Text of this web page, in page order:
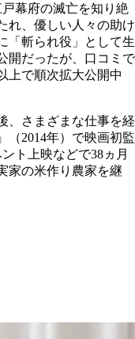
幕府の滅亡を知り絶
れ、優しい人々の助け
「斬られ役」として生
開だったが、口コミで
上で順次拡大公開中
、さまざまな仕事を経
（2014年）で映画初監
ト上映などで38ヵ月
家の米作り農家を継